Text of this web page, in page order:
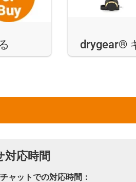
drygear®
対応時間
ャットでの対応時間：